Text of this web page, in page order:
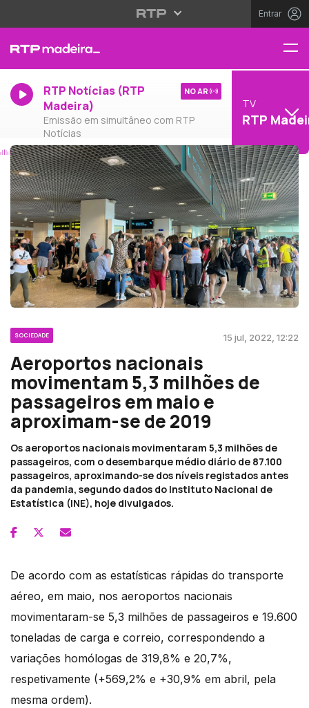
Entrar
RTP Notícias (RTP
Madeira)
Emissão em simultâneo com RTP
Notícias
NO AR
TV
RTP
SOCIEDADE 15 jul, 2022, 12:22
Aeroportos nacionais
movimentam 5,3 milhões de
passageiros em maio e
aproximam-se de 2019
Os aeroportos nacionais movimentaram 5,3 milhões de
passageiros, com o desembarque médio diário de 87.100
passageiros, aproximando-se dos níveis registados antes
da pandemia, segundo dados do Instituto Nacional de
Estatística (INE), hoje divulgados.
De acordo com as estatísticas rápidas do transporte
aéreo, em maio, nos aeroportos nacionais
movimentaram-se 5,3 milhões de passageiros e 19.600
toneladas de carga e correio, correspondendo a
variações homólogas de 319,8% e 20,7%,
respetivamente (+569,2% e +30,9% em abril, pela
mesma ordem).